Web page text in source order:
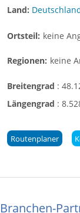
Land:
Ortsteil: keine
Regionen: keine
Breitengrad :
Längengrad :
Routenplaner
Branchen-